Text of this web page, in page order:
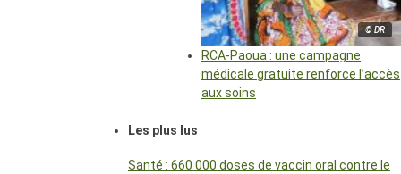
© DR
RCA-Paoua : une campagne
médicale gratuite renforce l’accès
aux soins
Les plus lus
Santé : 660 000 doses de vaccin oral contre le